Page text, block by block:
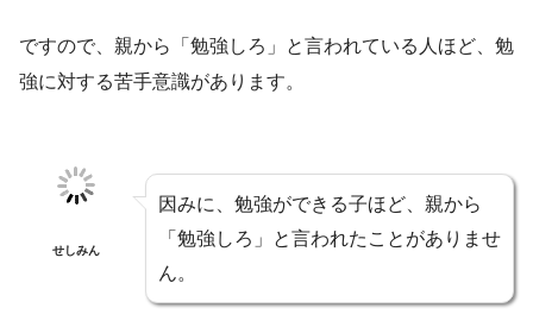
ですので、親から「勉強しろ」と言われている人ほど、勉
強に対する苦手意識があります。
せしみん
因みに、勉強ができる子ほど、親から
「勉強しろ」と言われたことがありませ
ん。